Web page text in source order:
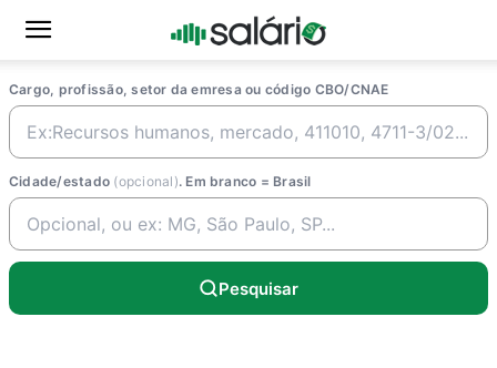
Cargo, profissão, setor da emresa ou código CBO/CNAE
Cidade/estado (opcional). Em branco = Brasil
Pesquisar